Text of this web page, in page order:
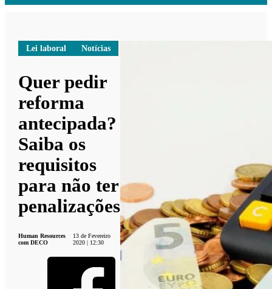
Lei laboral Notícias
Quer pedir
reforma
antecipada?
Saiba os
requisitos
para não ter
penalizações
Human Resources
com DECO
13 de Fevereiro
2020 | 12:30